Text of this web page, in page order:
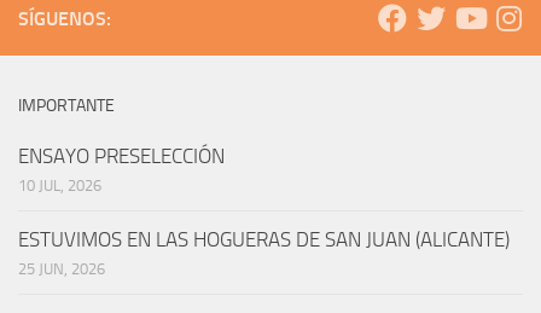
SÍGUENOS:
IMPORTANTE
ENSAYO PRESELECCIÓN
10 JUL, 2026
ESTUVIMOS EN LAS HOGUERAS DE SAN JUAN (ALICANTE)
25 JUN, 2026